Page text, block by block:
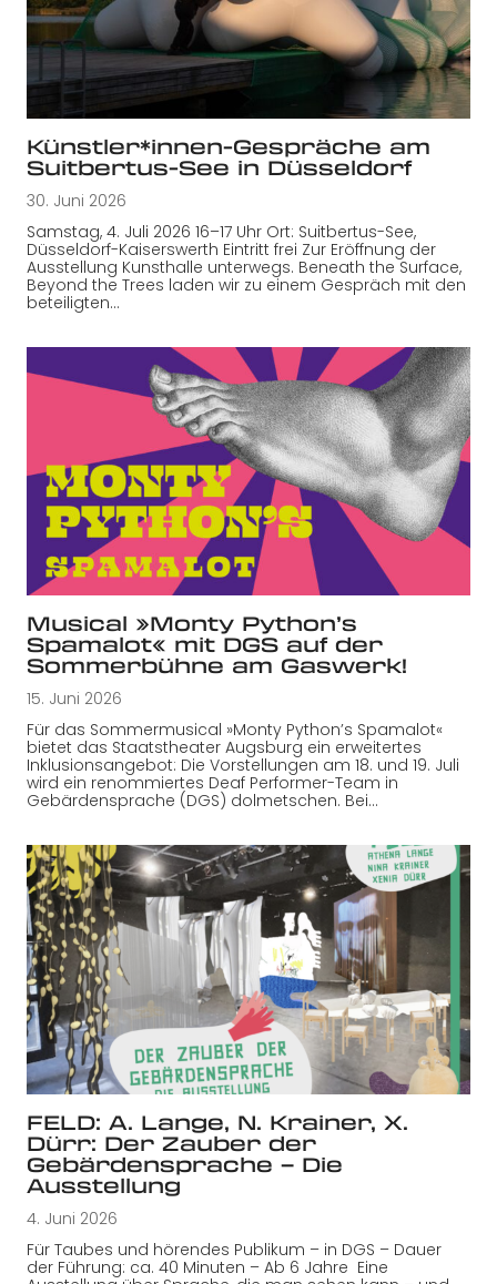
Künstler*innen-Gespräche am
Suitbertus-See in Düsseldorf
30. Juni 2026
Samstag, 4. Juli 2026 16–17 Uhr Ort: Suitbertus-See,
Düsseldorf-Kaiserswerth Eintritt frei Zur Eröffnung der
Ausstellung Kunsthalle unterwegs. Beneath the Surface,
Beyond the Trees laden wir zu einem Gespräch mit den
beteiligten…
Musical »Monty Python’s
Spamalot« mit DGS auf der
Sommerbühne am Gaswerk!
15. Juni 2026
Für das Sommermusical »Monty Python’s Spamalot«
bietet das Staatstheater Augsburg ein erweitertes
Inklusionsangebot: Die Vorstellungen am 18. und 19. Juli
wird ein renommiertes Deaf Performer-Team in
Gebärdensprache (DGS) dolmetschen. Bei…
FELD: A. Lange, N. Krainer, X.
Dürr: Der Zauber der
Gebärdensprache – Die
Ausstellung
4. Juni 2026
Für Taubes und hörendes Publikum – in DGS – Dauer
der Führung: ca. 40 Minuten – Ab 6 Jahre Eine